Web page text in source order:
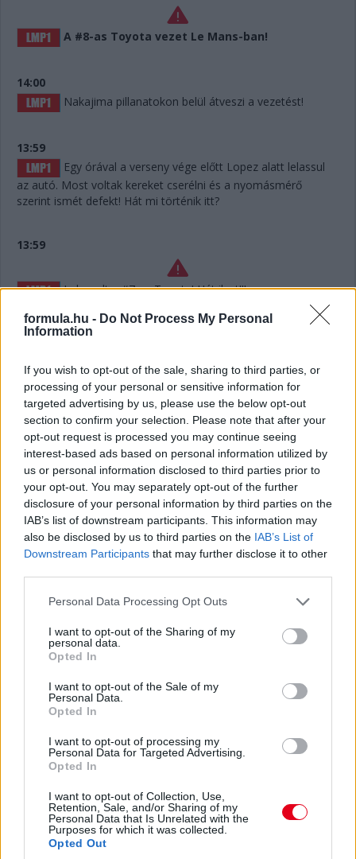
formula.hu - Do Not Process My Personal
Information
If you wish to opt-out of the sale, sharing to third parties, or
processing of your personal or sensitive information for
targeted advertising by us, please use the below opt-out
section to confirm your selection. Please note that after your
opt-out request is processed you may continue seeing
interest-based ads based on personal information utilized by
us or personal information disclosed to third parties prior to
your opt-out. You may separately opt-out of the further
disclosure of your personal information by third parties on the
IAB’s list of downstream participants. This information may
also be disclosed by us to third parties on the IAB’s List of
Downstream Participants that may further disclose it to other
Please note that this website/app uses one or more Google
not limited to your visit or usage behaviour. You may click to
grant or deny consent to Google and its third-party tags to
use your data for below specified purposes in below Google
consent section.
Personal Data Processing Opt Outs
I want to opt-out of the Sharing of my
personal data.
Opted In
I want to opt-out of the Sale of my
Personal Data.
Opted In
I want to opt-out of processing my
Personal Data for Targeted Advertising.
Opted In
I want to opt-out of Collection, Use,
Retention, Sale, and/or Sharing of my
Personal Data that Is Unrelated with the
Purposes for which it was collected.
Opted Out
A #8-as Toyota vezet Le Mans-ban!
14:00
Nakajima pillanatokon belül átveszi a vezetést!
13:59
Egy órával a verseny vége előtt Lopez alatt lelassul
az autó. Most voltak kereket cserélni és a nyomásmérő
szerint ismét defekt! Hát mi történik itt?
13:59
Lelassult a #7-es Toyota! Hát ilyet!!!
13:56
Defekt a #7-es Toyotánál, ha jól hallottuk az
üzenetet. De már túl is vannak a kiálláson, belefért.
13:55
Hát nagyjából semennyi! Úgy hat másodperc. Két
kört kell még megtennie Keatingnek a kerékcsere előtt,
Bergmeister addig utol is érheti – és amúgy mintha megint
nem lett volna teljesen tiszta az indulás...
13:54
Keating bejött letölteni a büntetést, megállt és
Éles csata a 7-8. helyen: az egy szem élő Corvette-tel
Közben már csak 37,5 másodperc Bergmeister lemaradása...
ÉS ITT AZ ÚJABB DRÁMA! Keating stop&go
büntetést kap, mert kipörgette a kerekét a bokszban! A
csapatvezető bakija a Le Mans-i kategóriagyőzelembe